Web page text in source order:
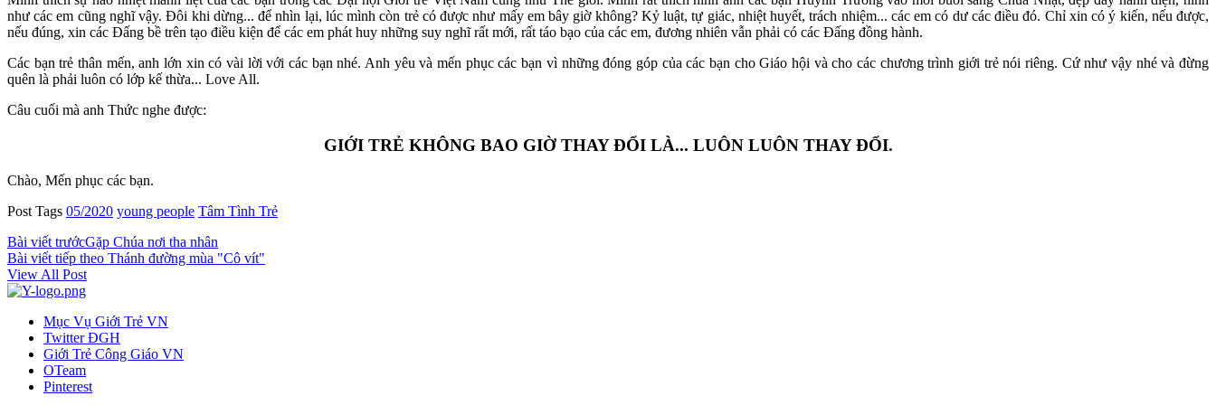
như các em cũng nghĩ vậy. Đôi khi dừng... để nhìn lại, lúc mình còn trẻ có được như mấy em bây giờ không? Kỷ luật, tự giác, nhiệt huyết, trách nhiệm... các em có dư các điều đó. Chỉ xin có ý kiến, nếu được,
nếu đúng, xin các Đấng bề trên tạo điều kiện để các em phát huy những suy nghĩ rất mới, rất táo bạo của các em, đương nhiên vẫn phải có các Đấng đồng hành.
Các bạn trẻ thân mến, anh lớn xin có vài lời với các bạn nhé. Anh yêu và mến phục các bạn vì những đóng góp của các bạn cho Giáo hội và cho các chương trình giới trẻ nói riêng. Cứ như vậy nhé và đừng
quên là phải luôn có lớp kế thừa... Love All.
Câu cuối mà anh Thức nghe được:
GIỚI TRẺ KHÔNG BAO GIỜ THAY ĐỔI LÀ... LUÔN LUÔN THAY ĐỔI.
Chào, Mến phục các bạn.
Post Tags 05/2020 young people Tâm Tình Trẻ
Bài viết trướcGặp Chúa nơi tha nhân
Bài viết tiếp theo Thánh đường mùa "Cô vít"
View All Post
Mục Vụ Giới Trẻ VN
Twitter ĐGH
Giới Trẻ Công Giáo VN
OTeam
Pinterest